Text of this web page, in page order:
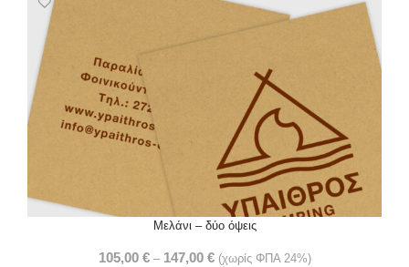
Μελάνι – δύο όψεις
105,00 € – 147,00 € (χωρίς ΦΠΑ 24%)